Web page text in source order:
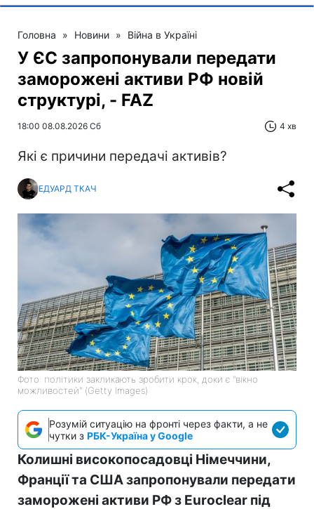
Головна » Новини » Війна в Україні
У ЄС запропонували передати
заморожені активи РФ новій
структурі, - FAZ
18:00 08.08.2026 Сб 4 хв
Які є причини передачі активів?
ЕДУАРД ТКАЧ
Фото: політики закликають зробити крок, доки є "вікно
можливостей" (Getty Images)
Розумій ситуацію на фронті через факти, а не
чутки з РБК-Україна у Google
Колишні високопосадовці Німеччини,
Франції та США запропонували передати
заморожені активи РФ з Euroclear під